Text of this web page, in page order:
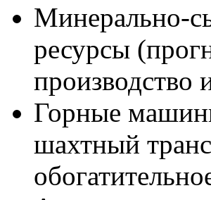
Минерально-
ресурсы
производство
Горные
шахтный